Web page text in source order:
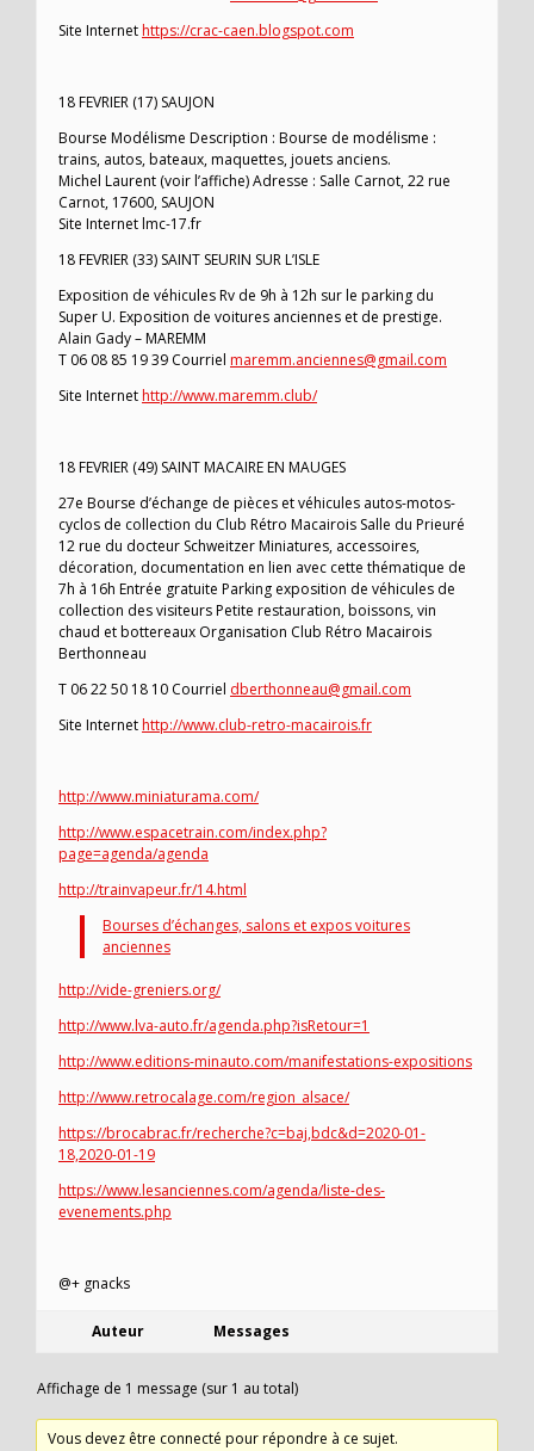
Site Internethttps://crac-caen.blogspot.com
18 FEVRIER (17) SAUJON
Bourse Modélisme Description : Bourse de modélisme :
trains, autos, bateaux, maquettes, jouets anciens.
Michel Laurent (voir l’affiche) Adresse : Salle Carnot, 22 rue
Carnot, 17600, SAUJON
Site Internet lmc-17.fr
18 FEVRIER (33) SAINT SEURIN SUR L’ISLE
Exposition de véhicules Rv de 9h à 12h sur le parking du
Super U. Exposition de voitures anciennes et de prestige.
Alain Gady – MAREMM
T 06 08 85 19 39 Courriel maremm.anciennes@gmail.com
Site Internethttp://www.maremm.club/
18 FEVRIER (49) SAINT MACAIRE EN MAUGES
27e Bourse d’échange de pièces et véhicules autos-motos-
cyclos de collection du Club Rétro Macairois Salle du Prieuré
12 rue du docteur Schweitzer Miniatures, accessoires,
décoration, documentation en lien avec cette thématique de
7h à 16h Entrée gratuite Parking exposition de véhicules de
collection des visiteurs Petite restauration, boissons, vin
chaud et bottereaux Organisation Club Rétro Macairois
Berthonneau
T 06 22 50 18 10 Courriel dberthonneau@gmail.com
Site Internethttp://www.club-retro-macairois.fr
http://www.miniaturama.com/
http://www.espacetrain.com/index.php?
page=agenda/agenda
http://trainvapeur.fr/14.html
Bourses d’échanges, salons et expos voitures
anciennes
http://vide-greniers.org/
http://www.lva-auto.fr/agenda.php?isRetour=1
http://www.editions-minauto.com/manifestations-expositions
http://www.retrocalage.com/region_alsace/
https://brocabrac.fr/recherche?c=baj,bdc&d=2020-01-
18,2020-01-19
https://www.lesanciennes.com/agenda/liste-des-
evenements.php
@+ gnacks
Auteur Messages
Affichage de 1 message (sur 1 au total)
Vous devez être connecté pour répondre à ce sujet.